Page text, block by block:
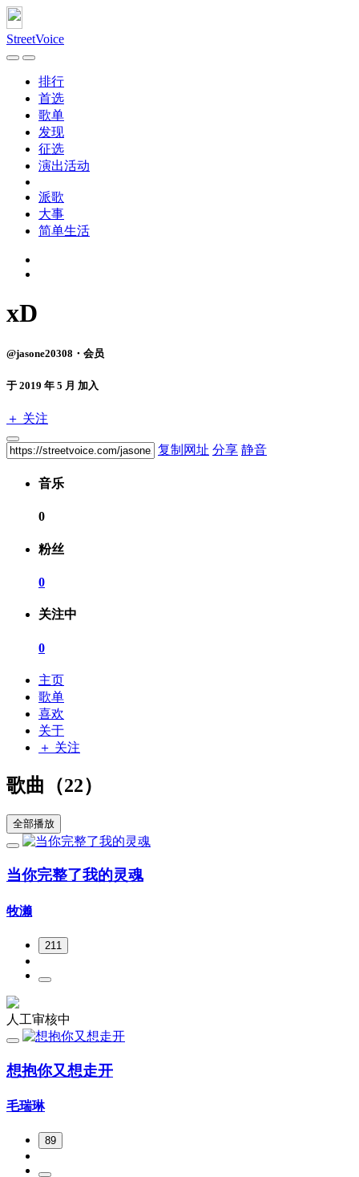
StreetVoice
排行
首选
歌单
发现
征选
演出活动
派歌
大事
简单生活
xD
@jasone20308・会员
于 2019 年 5 月 加入
＋ 关注
复制网址 分享 静音
音乐
0
粉丝
0
关注中
0
主页
歌单
喜欢
关于
＋ 关注
歌曲（22）
全部播放
当你完整了我的灵魂
牧濑
211
人工审核中
想抱你又想走开
毛瑞琳
89